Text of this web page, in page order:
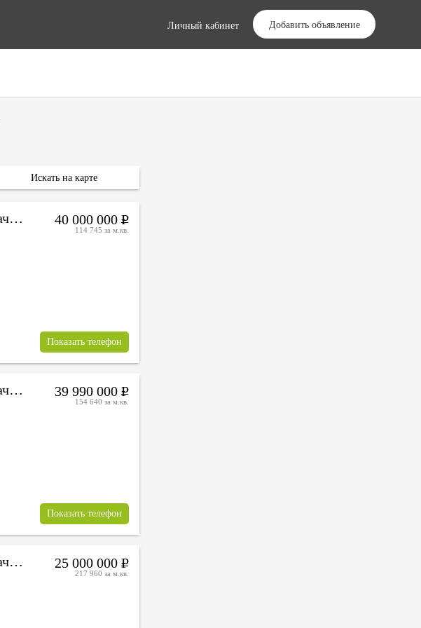
Личный кабинет Добавить объявление
Продается помещение свободного назначения 40 000 000Р
114 745 за м.кв.
Показать телефон
Продается помещение свободного назначения 39 990 000Р
154 640 за м.кв.
Показать телефон
Продается помещение свободного назначения 25 000 000Р
217 960 за м.кв.
Искать на карте